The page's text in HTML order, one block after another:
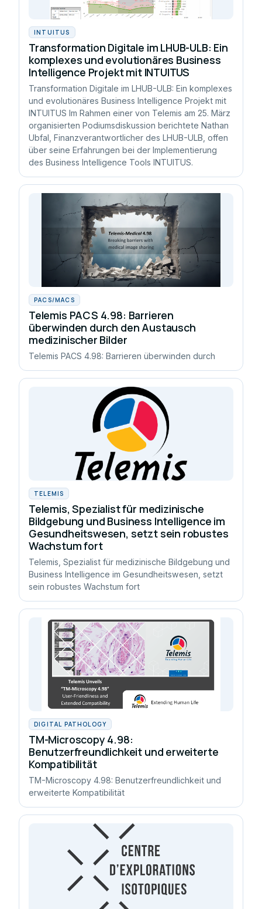
INTUITUS
Transformation Digitale im LHUB-ULB: Ein
komplexes und evolutionäres Business
Intelligence Projekt mit INTUITUS
Transformation Digitale im LHUB-ULB: Ein komplexes
und evolutionäres Business Intelligence Projekt mit
INTUITUS Im Rahmen einer von Telemis am 25. März
organisierten Podiumsdiskussion berichtete Nathan
Ubfal, Finanzverantwortlicher des LHUB-ULB, offen
über seine Erfahrungen bei der Implementierung
des Business Intelligence Tools INTUITUS.
PACS/MACS
Telemis PACS 4.98: Barrieren
überwinden durch den Austausch
medizinischer Bilder
Telemis PACS 4.98: Barrieren überwinden durch
TELEMIS
Telemis, Spezialist für medizinische
Bildgebung und Business Intelligence im
Gesundheitswesen, setzt sein robustes
Wachstum fort
Telemis, Spezialist für medizinische Bildgebung und
Business Intelligence im Gesundheitswesen, setzt
sein robustes Wachstum fort
DIGITAL PATHOLOGY
TM-Microscopy 4.98:
Benutzerfreundlichkeit und erweiterte
Kompatibilität
TM-Microscopy 4.98: Benutzerfreundlichkeit und
erweiterte Kompatibilität